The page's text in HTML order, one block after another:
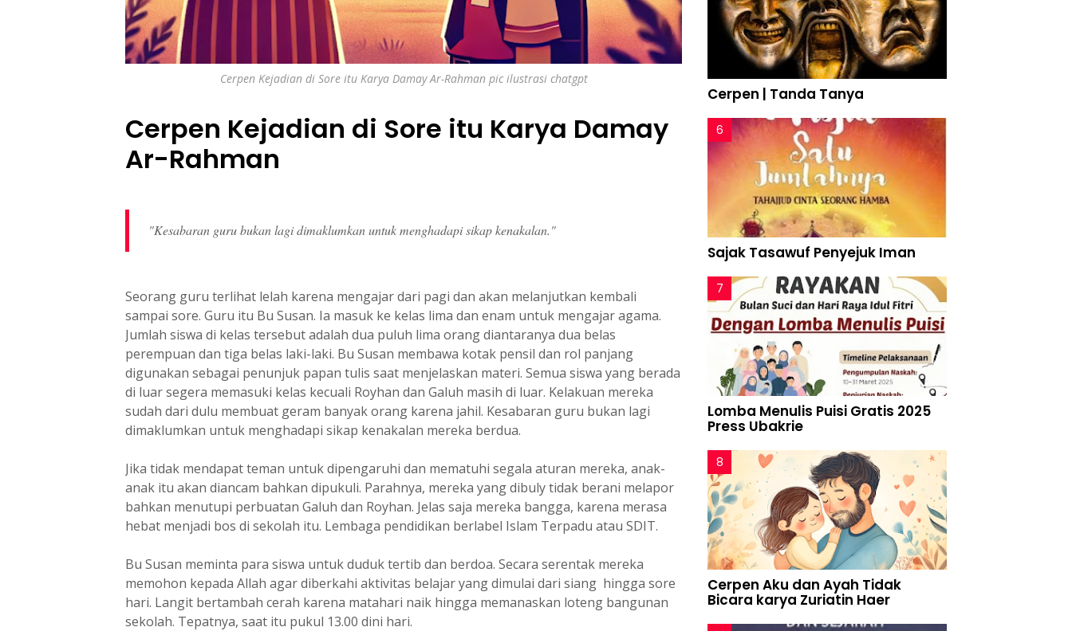
Cerpen Kejadian di Sore itu Karya Damay Ar-Rahman pic ilustrasi chatgpt
Cerpen Kejadian di Sore itu Karya Damay
Ar-Rahman
"Kesabaran guru bukan lagi dimaklumkan untuk menghadapi sikap kenakalan."
Seorang guru terlihat lelah karena mengajar dari pagi dan akan melanjutkan kembali
sampai sore. Guru itu Bu Susan. Ia masuk ke kelas lima dan enam untuk mengajar agama.
Jumlah siswa di kelas tersebut adalah dua puluh lima orang diantaranya dua belas
perempuan dan tiga belas laki-laki. Bu Susan membawa kotak pensil dan rol panjang
digunakan sebagai penunjuk papan tulis saat menjelaskan materi. Semua siswa yang berada
di luar segera memasuki kelas kecuali Royhan dan Galuh masih di luar. Kelakuan mereka
sudah dari dulu membuat geram banyak orang karena jahil. Kesabaran guru bukan lagi
dimaklumkan untuk menghadapi sikap kenakalan mereka berdua.
Jika tidak mendapat teman untuk dipengaruhi dan mematuhi segala aturan mereka, anak-
anak itu akan diancam bahkan dipukuli. Parahnya, mereka yang dibuly tidak berani melapor
bahkan menutupi perbuatan Galuh dan Royhan. Jelas saja mereka bangga, karena merasa
hebat menjadi bos di sekolah itu. Lembaga pendidikan berlabel Islam Terpadu atau SDIT.
Bu Susan meminta para siswa untuk duduk tertib dan berdoa. Secara serentak mereka
memohon kepada Allah agar diberkahi aktivitas belajar yang dimulai dari siang hingga sore
hari. Langit bertambah cerah karena matahari naik hingga memanaskan loteng bangunan
sekolah. Tepatnya, saat itu pukul 13.00 dini hari.
Cerpen | Tanda Tanya
Sajak Tasawuf Penyejuk Iman
Lomba Menulis Puisi Gratis 2025
Press Ubakrie
Cerpen Aku dan Ayah Tidak
Bicara karya Zuriatin Haer